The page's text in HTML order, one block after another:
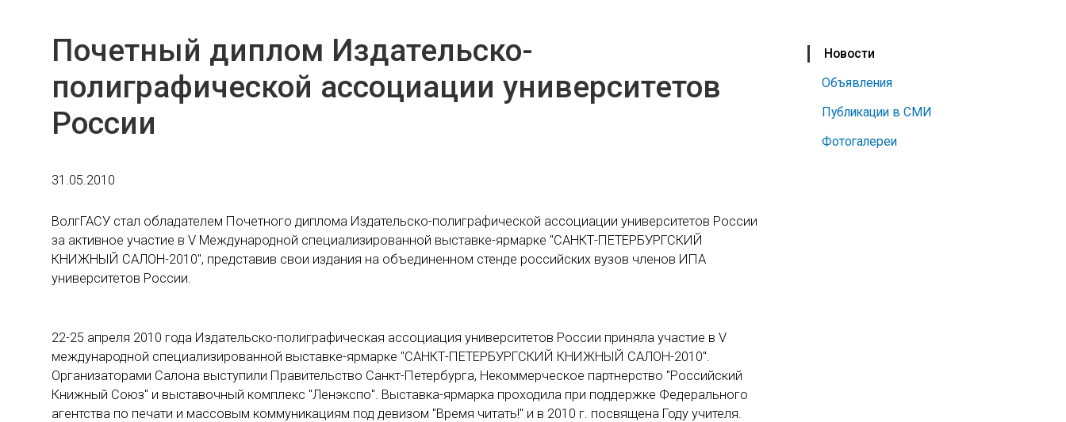
Новости
Объявления
Публикации в СМИ
Фотогалереи
Почетный диплом Издательско-
полиграфической ассоциации университетов
России
31.05.2010
ВолгГАСУ стал обладателем Почетного диплома Издательско-полиграфической ассоциации университетов России
за активное участие в V Международной специализированной выставке-ярмарке "САНКТ-ПЕТЕРБУРГСКИЙ
КНИЖНЫЙ САЛОН-2010", представив свои издания на объединенном стенде российских вузов членов ИПА
университетов России.
22-25 апреля 2010 года Издательско-полиграфическая ассоциация университетов России приняла участие в V
международной специализированной выставке-ярмарке "САНКТ-ПЕТЕРБУРГСКИЙ КНИЖНЫЙ САЛОН-2010".
Организаторами Салона выступили Правительство Санкт-Петербурга, Некоммерческое партнерство "Российский
Книжный Союз" и выставочный комплекс "Ленэкспо". Выставка-ярмарка проходила при поддержке Федерального
агентства по печати и массовым коммуникациям под девизом "Время читать!" и в 2010 г. посвящена Году учителя.